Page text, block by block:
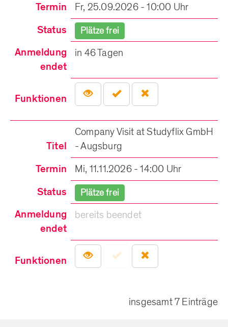
Termin
Fr, 25.09.2026 - 10:00 Uhr
Status
Plätze frei
Anmeldung
endet
in 46 Tagen
Funktionen
Titel
Company Visit at Studyflix GmbH
- Augsburg
Termin
Mi, 11.11.2026 - 14:00 Uhr
Status
Plätze frei
Anmeldung
endet
bereits beendet
Funktionen
insgesamt 7 Einträge